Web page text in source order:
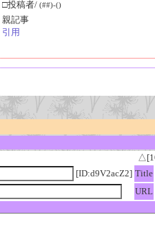
□投稿者/ (##)-()
親記事
引用
[ID:d9V2acZ2] Title
URL